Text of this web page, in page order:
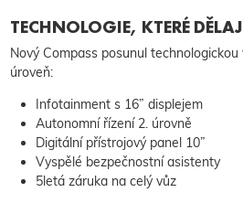
TECHNOLOGIE, KTERÉ
Nový Compass posunul
úroveň:
Infotainment s 16” displejem
Autonomní řízení 2. úrovně
Digitální přístrojový panel 10”
Vyspělé bezpečnostní asistenty
5letá záruka na celý vůz